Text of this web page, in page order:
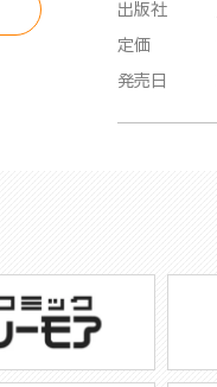
出版社
定価
発売日